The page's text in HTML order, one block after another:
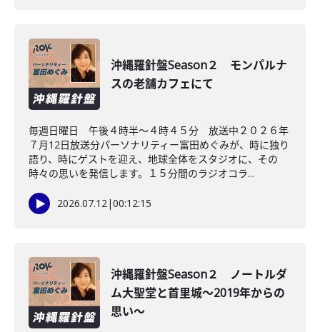
沖縄羅針盤Season２ モンパルナ
スの老舗カフェにて
毎週日曜日 午後４時半～４時４５分 放送中２０２６年
７月12日放送分パーソナリティー富田めぐみが、時に独り
語り、時にゲストを迎え、地球全体をスタジオに、その
時々の思いを発信します。１５分間のラジオコラ...
2026.07.12|00:12:15
沖縄羅針盤Season２ ノートルダ
ム大聖堂と首里城～2019年からの
思い～